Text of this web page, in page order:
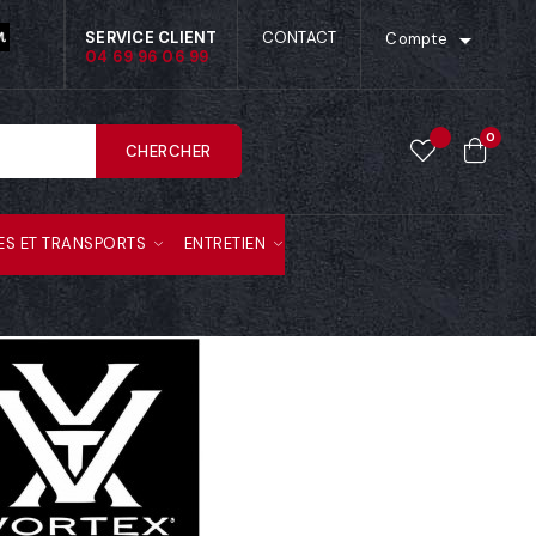
SERVICE CLIENT
04 69 96 06 99
CONTACT Compte 
CHERCHER
0
ET TRANSPORTS ENTRETIEN